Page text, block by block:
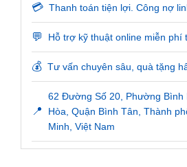
💳 Thanh toán tiện lợi. Công nợ
💬 Hỗ trợ kỹ thuật online miễn phí
💰 Tư vấn chuyên sâu, quà tặng
📍
62 Đường Số 20, Phường Bình
Hòa, Quận Bình Tân, Thành
Minh, Việt Nam